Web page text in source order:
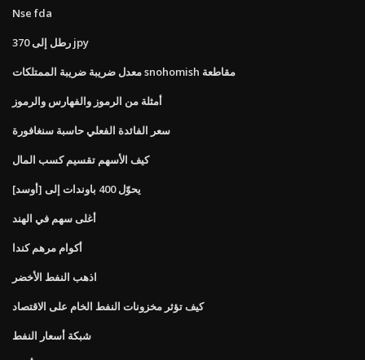
Nse fda
370 رطل إلى jpy
معدل ضريبة ضريبة الممتلكات snohomish مقاطعة
أمثلة من الرموز والفهارس والرموز
سعر الفائدة الفعلي حاسبة سنغافورة
كيف الأسهم تقسيم كسب المال
يحوّل 400 باوندات إلى [أوسد]
أغلى سهم في الهند
أكوام مرهم كندا
اذهب النفط الأخضر
كيف تؤثر مخزونات النفط الخام على الاقتصاد
شبكة أسعار النفط